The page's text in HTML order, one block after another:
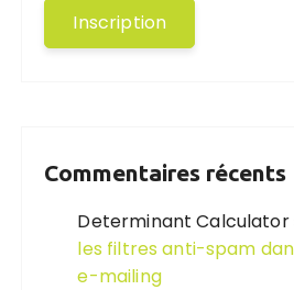
Commentaires récents
Determinant Calculator
les filtres anti-spam
e-mailing